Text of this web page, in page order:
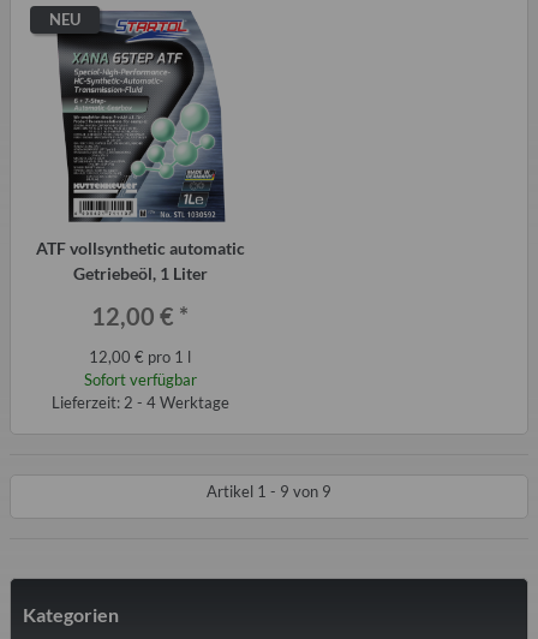
NEU
ATF vollsynthetic automatic
Getriebeöl, 1 Liter
12,00 € *
12,00 € pro 1 l
Sofort verfügbar
Lieferzeit: 2 - 4 Werktage
Artikel 1 - 9 von 9
Kategorien